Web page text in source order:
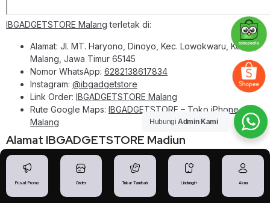
IBGADGETSTORE Malang terletak di:
Alamat: Jl. MT. Haryono, Dinoyo, Kec. Lowokwaru, Kota
Malang, Jawa Timur 65145
Nomor WhatsApp: 6282138617834
Instagram: @ibgadgetstore
Link Order: IBGADGETSTORE Malang
Rute Google Maps: IBGADGETSTORE – Toko iPhone
Malang
Alamat IBGADGETSTORE Madiun
Pusat Promo Order Tukar Tambah Lindungi+ Akun
Hubungi Admin Kami